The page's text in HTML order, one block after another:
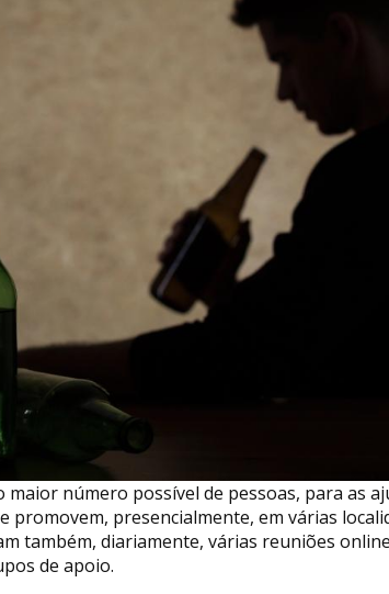
maior número possível de pessoas, para as
promovem, presencialmente, em várias
também, diariamente, várias reuniões
de apoio.